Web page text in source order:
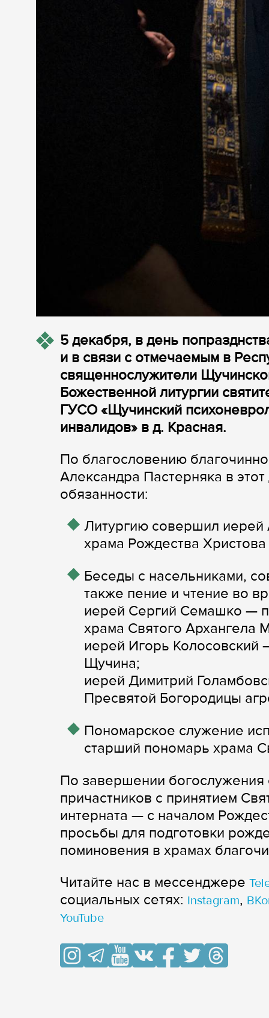
5 декабря, в день
и в связи с отмечаемым в
священнослужители
Божественной литургии
ГУСО «Щучинский
инвалидов» в д. Красная.
По благословению
Александра Пастерняка в
обязанности:
Литургию совершил иерей
храма Рождества
Беседы с насельниками,
также пение и чтение во
иерей Сергий Семашко —
храма Святого Архангела
иерей Игорь Колосовский
Щучина;
иерей Димитрий
Пресвятой Богородицы
Пономарское служение
старший пономарь храма
По завершении
причастников с принятием
интерната — с началом
просьбы для подготовки
поминовения в храмах
Читайте нас в мессенджере
cоциальных сетях: Instagram,
YouTube